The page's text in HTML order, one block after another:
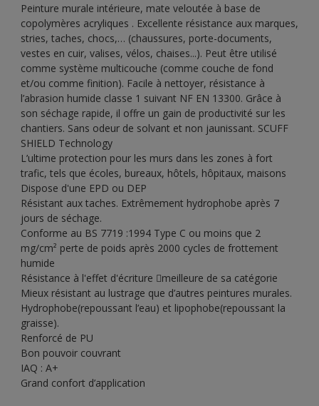
Peinture murale intérieure, mate veloutée à base de
copolymères acryliques . Excellente résistance aux marques,
stries, taches, chocs,… (chaussures, porte-documents,
vestes en cuir, valises, vélos, chaises...). Peut être utilisé
comme système multicouche (comme couche de fond
et/ou comme finition). Facile à nettoyer, résistance à
l’abrasion humide classe 1 suivant NF EN 13300. Grâce à
son séchage rapide, il offre un gain de productivité sur les
chantiers. Sans odeur de solvant et non jaunissant. SCUFF
SHIELD Technology
L’ultime protection pour les murs dans les zones à fort
trafic, tels que écoles, bureaux, hôtels, hôpitaux, maisons
Dispose d'une EPD ou DEP
Résistant aux taches. Extrêmement hydrophobe après 7
jours de séchage.
Conforme au BS 7719 :1994 Type C ou moins que 2
mg/cm² perte de poids après 2000 cycles de frottement
humide
Résistance à l'effet d'écriture meilleure de sa catégorie
Mieux résistant au lustrage que d’autres peintures murales.
Hydrophobe(repoussant l’eau) et lipophobe(repoussant la
graisse).
Renforcé de PU
Bon pouvoir couvrant
IAQ : A+
Grand confort d’application